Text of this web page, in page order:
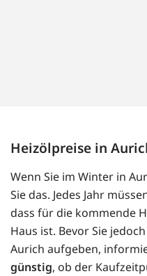
Heizölpreise in
Wenn Sie im Winter in
Sie das. Jedes Jahr
dass für die kommende
Haus ist. Bevor Sie
Aurich aufgeben,
günstig, ob der